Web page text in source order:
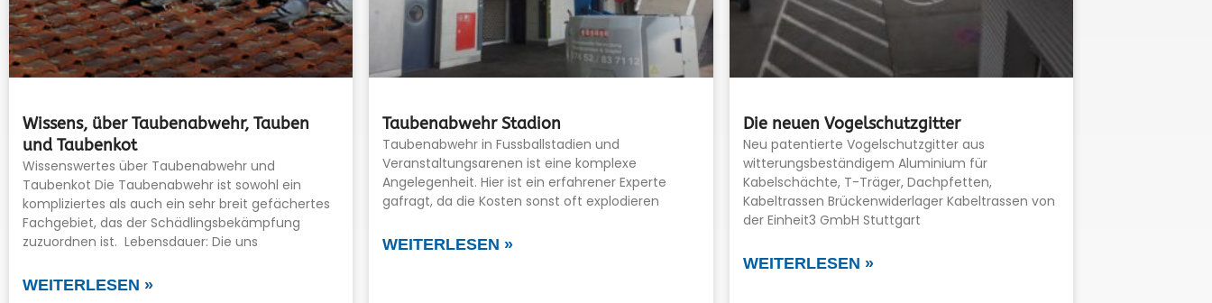
Wissens, über Taubenabwehr, Tauben
und Taubenkot
Wissenswertes über Taubenabwehr und
Taubenkot Die Taubenabwehr ist sowohl ein
kompliziertes als auch ein sehr breit gefächertes
Fachgebiet, das der Schädlingsbekämpfung
zuzuordnen ist. Lebensdauer: Die uns
WEITERLESEN »
Taubenabwehr Stadion
Taubenabwehr in Fussballstadien und
Veranstaltungsarenen ist eine komplexe
Angelegenheit. Hier ist ein erfahrener Experte
gafragt, da die Kosten sonst oft explodieren
WEITERLESEN »
Die neuen Vogelschutzgitter
Neu patentierte Vogelschutzgitter aus
witterungsbeständigem Aluminium für
Kabelschächte, T-Träger, Dachpfetten,
Kabeltrassen Brückenwiderlager Kabeltrassen von
der Einheit3 GmbH Stuttgart
WEITERLESEN »